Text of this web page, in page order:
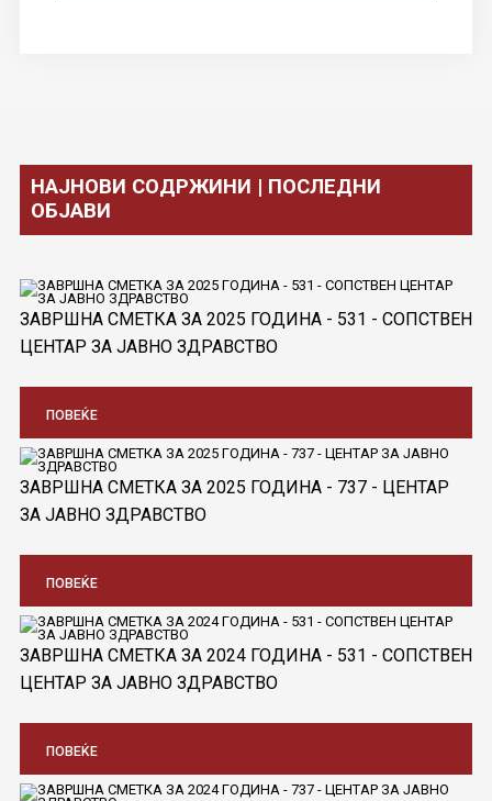
НАЈНОВИ СОДРЖИНИ | ПОСЛЕДНИ
ОБЈАВИ
ЗАВРШНА СМЕТКА ЗА 2025 ГОДИНА - 531 - СОПСТВЕН
ЦЕНТАР ЗА ЈАВНО ЗДРАВСТВО
ПОВЕЌЕ
ЗАВРШНА СМЕТКА ЗА 2025 ГОДИНА - 737 - ЦЕНТАР
ЗА ЈАВНО ЗДРАВСТВО
ПОВЕЌЕ
ЗАВРШНА СМЕТКА ЗА 2024 ГОДИНА - 531 - СОПСТВЕН
ЦЕНТАР ЗА ЈАВНО ЗДРАВСТВО
ПОВЕЌЕ